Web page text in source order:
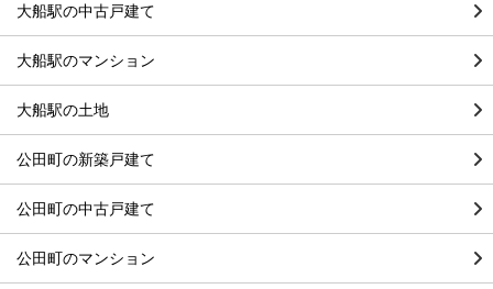
大船駅の中古戸建て
大船駅のマンション
大船駅の土地
公田町の新築戸建て
公田町の中古戸建て
公田町のマンション